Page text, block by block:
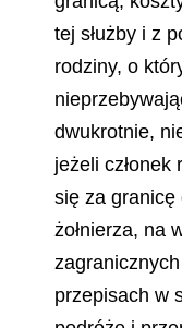
tej służby i z
rodziny, o
dwukrotnie,
jeżeli członek
się za granicę
żołnierza, na
przepisach w